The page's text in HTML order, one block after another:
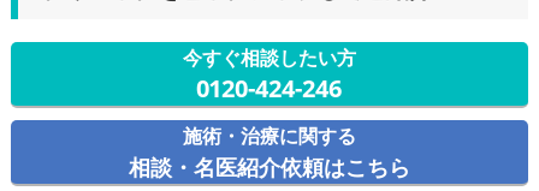
今すぐ相談したい方
0120-424-246
施術・治療に関する
相談・名医紹介依頼はこちら